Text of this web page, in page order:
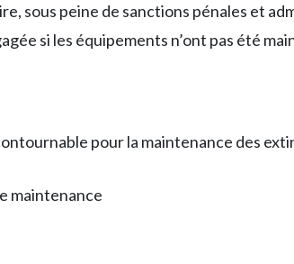
sous peine de sanctions pénales et
si les équipements n’ont pas été
pour la maintenance des
maintenance